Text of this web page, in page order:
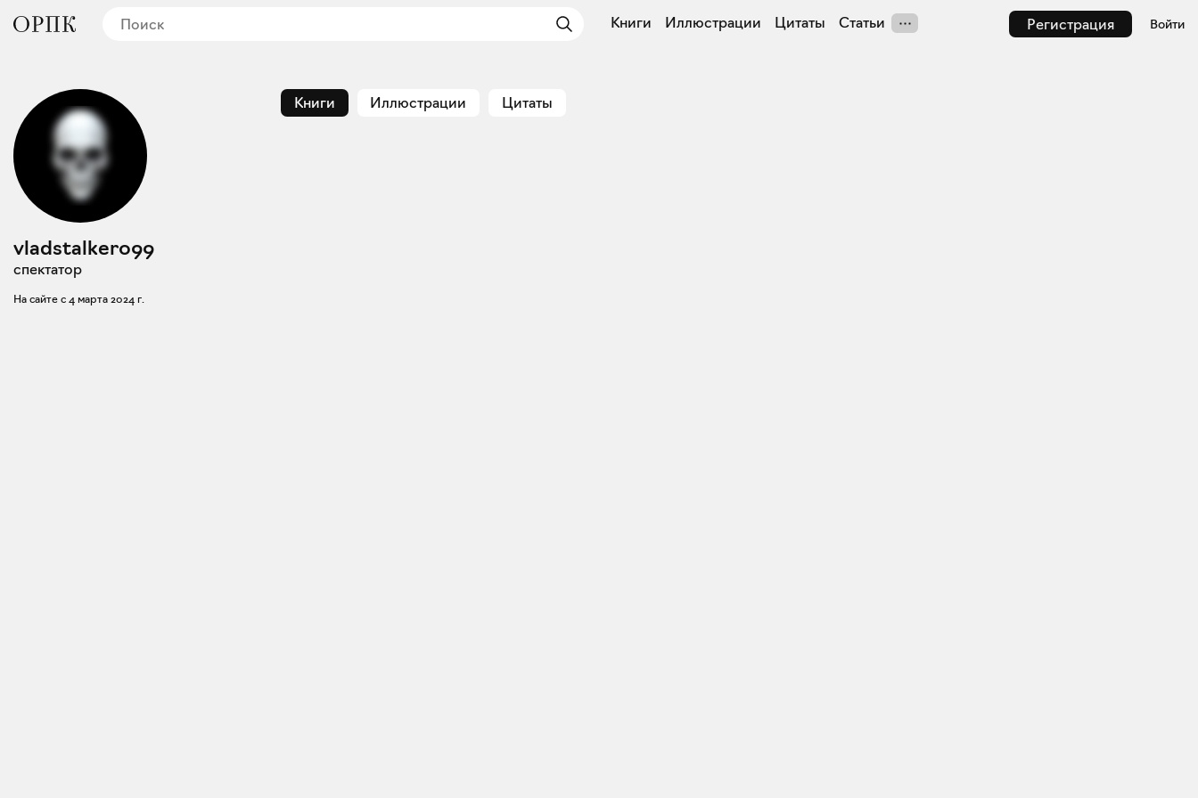
Регистрация Войти
Книги Иллюстрации Цитаты Статьи
vladstalker099
спектатор
На сайте с 4 марта 2024 г.
Книги Иллюстрации Цитаты